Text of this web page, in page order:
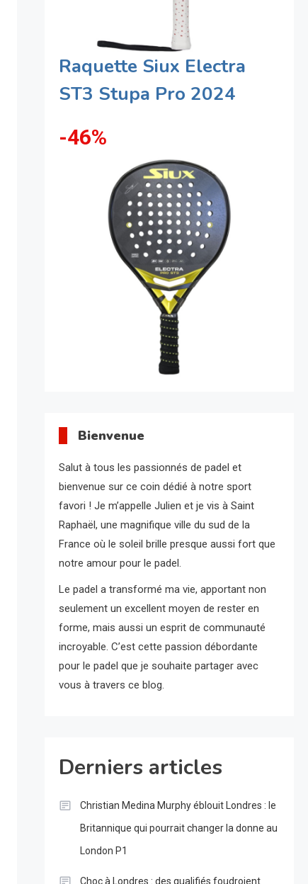
Raquette Siux Electra
ST3 Stupa Pro 2024
-46%
Bienvenue
Salut à tous les passionnés de padel et
bienvenue sur ce coin dédié à notre sport
favori ! Je m’appelle Julien et je vis à Saint
Raphaël, une magnifique ville du sud de la
France où le soleil brille presque aussi fort que
notre amour pour le padel.
Le padel a transformé ma vie, apportant non
seulement un excellent moyen de rester en
forme, mais aussi un esprit de communauté
incroyable. C’est cette passion débordante
pour le padel que je souhaite partager avec
vous à travers ce blog.
Derniers articles
Christian Medina Murphy éblouit Londres : le
Britannique qui pourrait changer la donne au
London P1
Choc à Londres : des qualifiés foudroient